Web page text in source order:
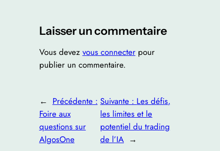
Laisser un commentaire
Vous devez vous connecterpour
publier un commentaire.
← Précédente :
Foire aux
questions sur
AlgosOne
Suivante : Les défis,
les limites et le
potentiel du trading
de l’IA →